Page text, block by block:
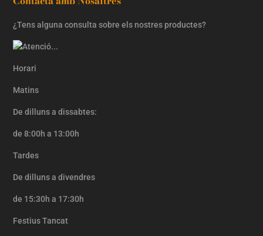
¿Tens alguna consulta sobre els nostres productes?
Horari
Matins
De dilluns a dissabtes:
de 8:00h a 13:00h
Tardes
De dilluns a divendres
de 15:30h a 17:30h
Festius Tancat